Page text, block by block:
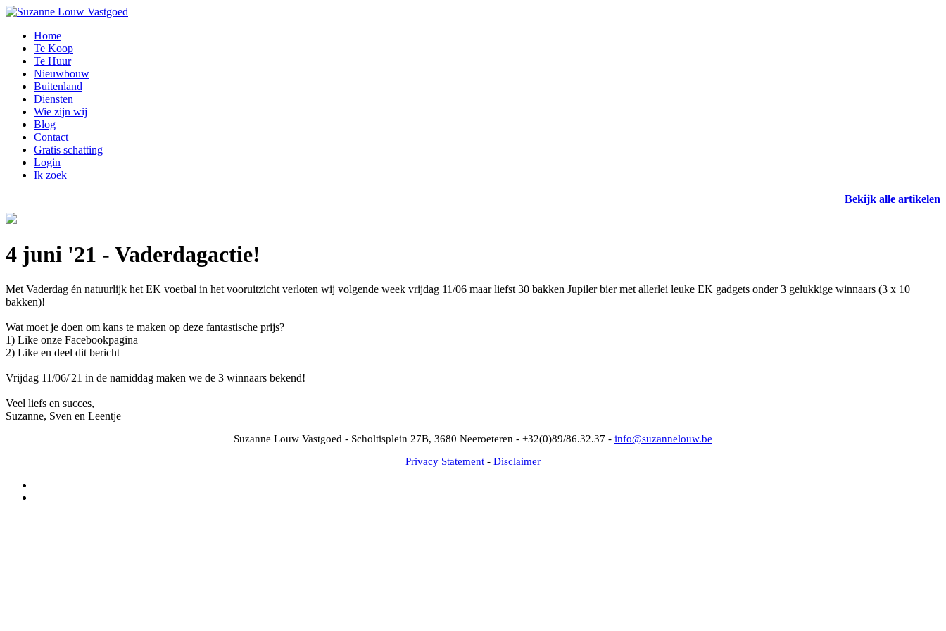
Home
Te Koop
Te Huur
Nieuwbouw
Buitenland
Diensten
Wie zijn wij
Blog
Contact
Gratis schatting
Login
Ik zoek
Bekijk alle artikelen
4 juni '21 - Vaderdagactie!
Met Vaderdag én natuurlijk het EK voetbal in het vooruitzicht verloten wij volgende week vrijdag 11/06 maar liefst 30 bakken Jupiler bier met allerlei leuke EK gadgets onder 3 gelukkige winnaars (3 x 10
bakken)!
Wat moet je doen om kans te maken op deze fantastische prijs?
1) Like onze Facebookpagina
2) Like en deel dit bericht
Vrijdag 11/06/'21 in de namiddag maken we de 3 winnaars bekend!
Veel liefs en succes,
Suzanne, Sven en Leentje
Suzanne Louw Vastgoed - Scholtisplein 27B, 3680 Neeroeteren - +32(0)89/86.32.37 - info@suzannelouw.be
Privacy Statement - Disclaimer